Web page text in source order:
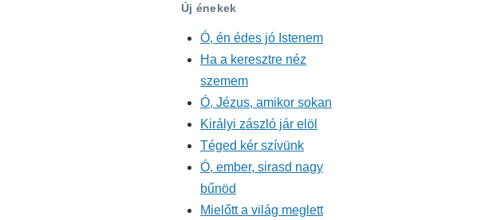
Új énekek
Ó, én édes jó Istenem
Ha a keresztre néz
szemem
Ó, Jézus, amikor sokan
Királyi zászló jár elöl
Téged kér szívünk
Ó, ember, sirasd nagy
bűnöd
Mielőtt a világ meglett